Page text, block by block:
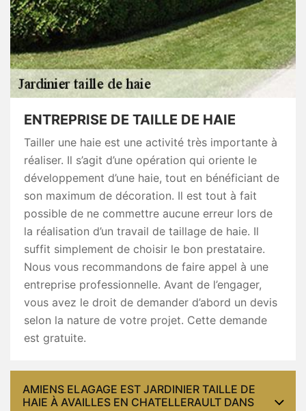
ENTREPRISE DE TAILLE DE HAIE
Tailler une haie est une activité très importante à
réaliser. Il s’agit d’une opération qui oriente le
développement d’une haie, tout en bénéficiant de
son maximum de décoration. Il est tout à fait
possible de ne commettre aucune erreur lors de
la réalisation d’un travail de taillage de haie. Il
suffit simplement de choisir le bon prestataire.
Nous vous recommandons de faire appel à une
entreprise professionnelle. Avant de l’engager,
vous avez le droit de demander d’abord un devis
selon la nature de votre projet. Cette demande
est gratuite.
AMIENS ELAGAGE EST JARDINIER TAILLE DE
HAIE À AVAILLES EN CHATELLERAULT DANS